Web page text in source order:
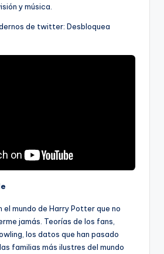
y música.
de twitter: Desbloquea
el mundo de Harry Potter que no
jamás. Teorías de los fans,
los datos que han pasado
familias más ilustres del mundo